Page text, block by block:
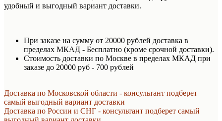
удобный и выгодный вариант доставки.
При заказе на сумму от 20000 рублей доставка в
пределах МКАД - Бесплатно (кроме срочной доставки).
Стоимость доставки по Москве в пределах МКАД при
заказе до 20000 руб - 700 рублей
Доставка по Московской области - консультант подберет
самый выгодный вариант доставки
Доставка по России и СНГ - консультант подберет самый